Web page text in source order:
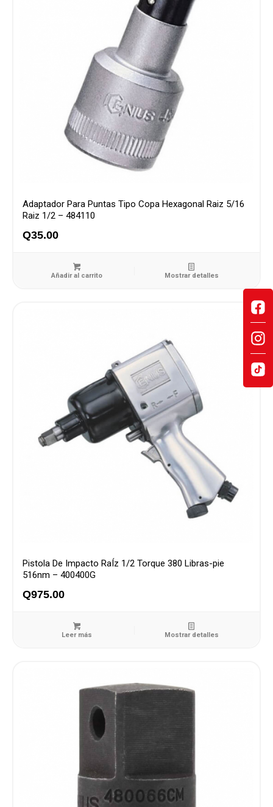
Adaptador Para Puntas Tipo Copa Hexagonal Raiz 5/16
Raiz 1/2 – 484110
Q35.00
Añadir al carrito Mostrar detalles
Pistola De Impacto RaÍz 1/2 Torque 380 Libras-pie
516nm – 400400G
Q975.00
Leer más Mostrar detalles